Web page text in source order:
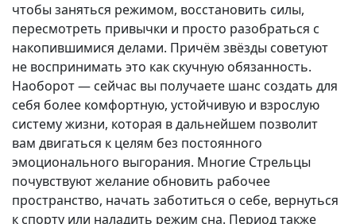
чтобы заняться режимом, восстановить силы,
пересмотреть привычки и просто разобраться с
накопившимися делами. Причём звёзды советуют
не воспринимать это как скучную обязанность.
Наоборот — сейчас вы получаете шанс создать для
себя более комфортную, устойчивую и взрослую
систему жизни, которая в дальнейшем позволит
вам двигаться к целям без постоянного
эмоционального выгорания. Многие Стрельцы
почувствуют желание обновить рабочее
пространство, начать заботиться о себе, вернуться
к спорту или наладить режим сна. Период также